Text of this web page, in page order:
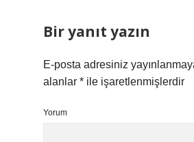
Bir yanıt yazın
E-posta adresiniz
alanlar * ile işaretlenmişlerdir
Yorum